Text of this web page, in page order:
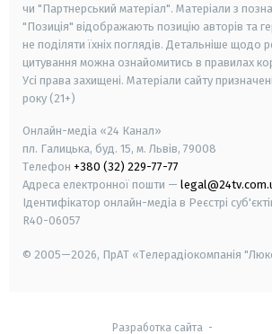
чи "Партнерський матеріал". Матеріали з
"Позиція" відображають позицію авторів та
не поділяти їхніх поглядів. Детальніше щодо
цитування можна ознайомитись в правилах
Усі права захищені. Матеріали сайту
року (21+)
Онлайн-медіа «24 Канал»
пл. Галицька, буд. 15, м. Львів, 79008
Телефон +380 (32) 229-77-77
Адреса електронної пошти —
Ідентифікатор онлайн-медіа в Реєстрі
R40-06057
© 2005—2026, ПрАТ «Телерадіокомпанія
Разработка сайта -